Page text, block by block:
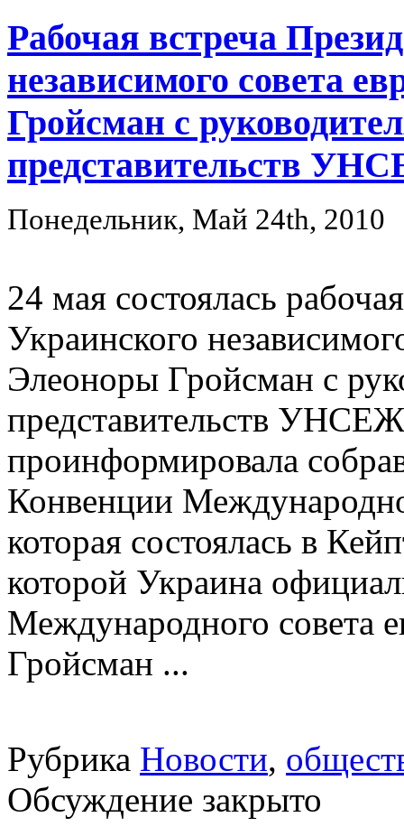
Рабочая встреча
независимого совета
Гройсман с
представительств
Понедельник, Май 24th, 2010
24 мая состоялась
Украинского
Элеоноры Гройсман с
представительств
проинформировала
Конвенции
которая состоялась в
которой Украина
Международного совета
Гройсман ...
Рубрика Новости,
Обсуждение закрыто